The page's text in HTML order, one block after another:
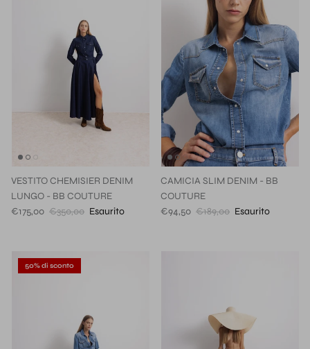
VESTITO CHEMISIER DENIM
LUNGO - BB COUTURE
€175,00 €350,00 Esaurito
CAMICIA SLIM DENIM - BB
COUTURE
€94,50 €189,00 Esaurito
50% di sconto